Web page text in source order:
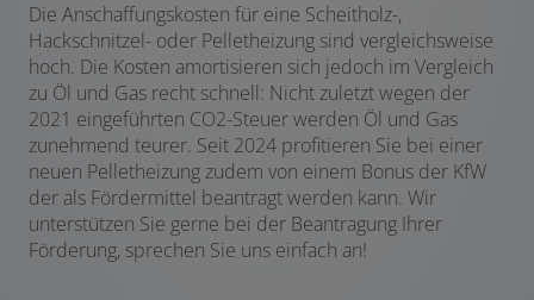
Die Anschaffungskosten für eine Scheitholz-,
Hackschnitzel- oder Pelletheizung sind vergleichsweise
hoch. Die Kosten amortisieren sich jedoch im Vergleich
zu Öl und Gas recht schnell: Nicht zuletzt wegen der
2021 eingeführten CO2-Steuer werden Öl und Gas
zunehmend teurer. Seit 2024 profitieren Sie bei einer
neuen Pelletheizung zudem von einem Bonus der KfW
der als Fördermittel beantragt werden kann. Wir
unterstützen Sie gerne bei der Beantragung Ihrer
Förderung, sprechen Sie uns einfach an!